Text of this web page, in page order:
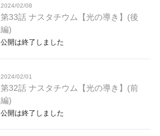
2024/02/08
第33話 ナスタチウム【光の導き】(後
編)
公開は終了しました
2024/02/01
第32話 ナスタチウム【光の導き】(前
編)
公開は終了しました